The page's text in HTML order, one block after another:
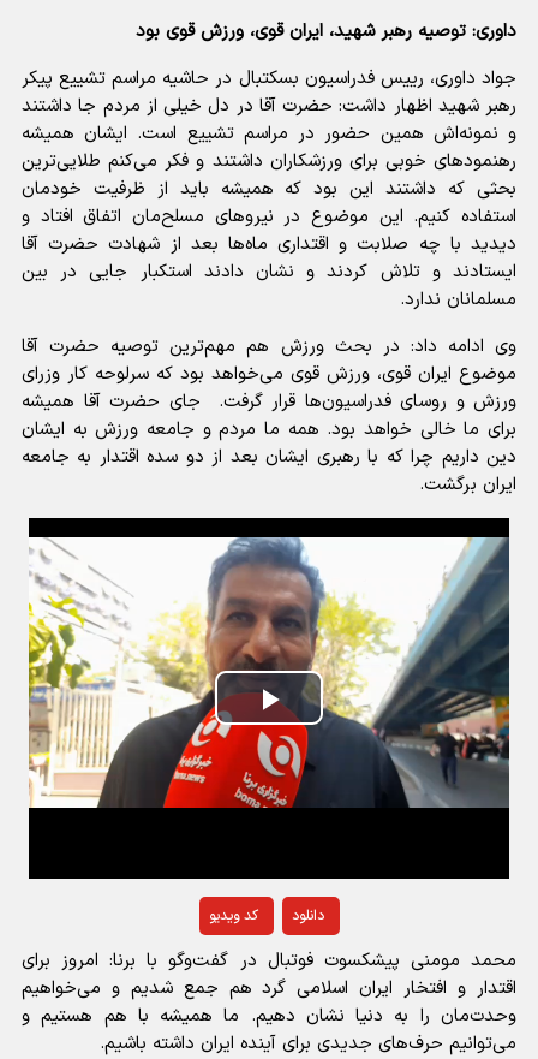
داوری: توصیه رهبر شهید، ایران قوی، ورزش قوی بود
جواد داوری، رییس فدراسیون بسکتبال در حاشیه مراسم تشییع پیکر
رهبر شهید اظهار داشت: حضرت آقا در دل خیلی از مردم جا داشتند
و نمونه‌اش همین حضور در مراسم تشییع است. ایشان همیشه
رهنمودهای خوبی برای ورزشکاران داشتند و فکر می‌کنم طلایی‌ترین
بحثی که داشتند این بود که همیشه باید از ظرفیت خودمان
استفاده کنیم. این موضوع در نیروهای مسلح‌مان اتفاق افتاد و
دیدید با چه صلابت و اقتداری ماه‌ها بعد از شهادت حضرت آقا
ایستادند و تلاش کردند و نشان دادند استکبار جایی در بین
مسلمانان ندارد.
وی ادامه داد: در بحث ورزش هم مهم‌ترین توصیه حضرت آقا
موضوع ایران قوی، ورزش قوی می‌خواهد بود که سرلوحه کار وزرای
ورزش و روسای فدراسیون‌ها قرار گرفت. جای حضرت آقا همیشه
برای ما خالی خواهد بود. همه ما مردم و جامعه ورزش به ایشان
دین داریم چرا که با رهبری ایشان بعد از دو سده اقتدار به جامعه
ایران برگشت.
Play
Video
کد ویدیو دانلود
محمد مومنی پیشکسوت فوتبال در گفت‌وگو با برنا: امروز برای
اقتدار و افتخار ایران اسلامی گرد هم جمع شدیم و می‌خواهیم
وحدت‌مان را به دنیا نشان دهیم. ما همیشه با هم هستیم و
می‌توانیم حرف‌های جدیدی برای آینده ایران داشته باشیم.